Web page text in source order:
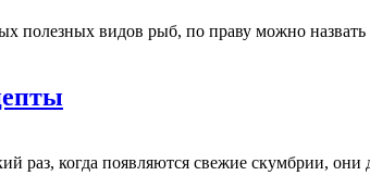
полезных видов рыб, по праву можно
раз, когда появляются свежие скумбрии,